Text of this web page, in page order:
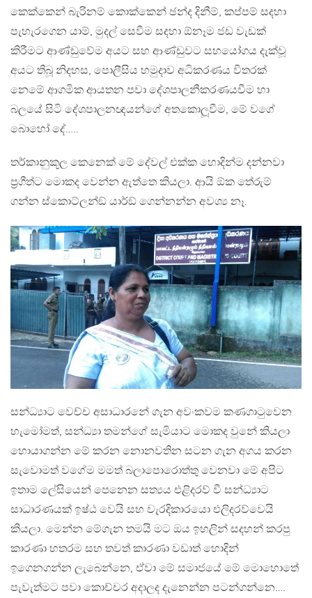
කෙක්කෙන් බැරිනම් කොක්කෙන් ඡන්ද දිනීම්, කප්පම් සදහා
පැහැරගෙන යාම්, මුදල් සෙවීම සදහා ඕනෑම ජඩ වැඩක්
කිරීමට ආණ්ඩුවේම අයට සහ ආණ්ඩුවට සහයෝගය දැක්වූ
අයට තිබූ නිදහස, පොලීසිය හමුදාව අධිකරණය විතරක්
නෙමේ ආගමික ආයතන පවා දේශපාලනීකරණයවීම හා
බලයේ සිටි දේශපාලනඥයන්ගේ අතකොලූවීම, මේ වගේ
බොහෝ දේ…..
තර්කානුකූල කෙනෙක් මේ දේවල් එක්ක හොදින්ම දන්නවා
ප‍්‍රගීත්ට මොකද වෙන්න ඇත්තෙ කියලා. ආයි ඕක තේරුම්
ගන්න ස්කොට්ලන්ඞ් යාර්ඞ් ගෙන්නන්න අවශ්‍ය නෑ.
සන්ධ්‍යාට වෙච්ච අසාධාරනේ ගැන අවංකවම කණගාටුවෙන
හැමෝමත්, සන්ධ්‍යා තමන්ගේ සැමියාට මොකද වුනේ කියලා
හොයාගන්න මේ කරන නොනවතින සටන ගැන අගය කරන
සැවොමත් වගේම මමත් බලාපොරොත්තු වෙනවා මේ අපිට
ඉතාම ලේසියෙන් පෙනෙන සත්‍යය එළිදරව් වී සන්ධ්‍යාට
සාධාරණයක් ඉෂ්ඨ වෙයි සහ වැරදිකාරයො එලිදරව්වෙයි
කියලා. මෙන්න මේගැන තමයි මට ඔය ඉහලින් සදහන් කරපු
කාරණා හතරම සහ තවත් කාරණා වඩාත් හොදින්
ඉගෙනගන්න ලැබෙන්නෙ, ඒවා මේ සමාජයේ මේ මොහොතේ
පැවැත්මට පවා කොච්චර අදාලද දැනෙන්න පටන්ගන්නෙ….